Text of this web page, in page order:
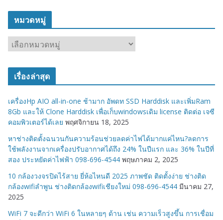
หมวดหมู่
ม
ว
มู่
เรื่องล่าสุด
เครื่องHp AIO all-in-one ช้ามาก อัพดท SSD Harddisk และเพิ่มRam
8Gb และให้ Clone Harddisk เพื่อเก็บwindowsเดิม license ติดต่อ เจซี
คอมพิวเตอร์ได้เลย พฤศจิกายน 18, 2025
หาช่างติดตั้งฉนวนกันความร้อนช่วยลดค่าไฟได้มากแค่ไหน?ลดการ
ใช้พลังงานจากเครื่องปรับอากาศได้ถึง 24% ในปีแรก และ 36% ในปีที่
สอง ประหยัดค่าไฟฟ้า 098-696-4544 พฤษภาคม 2, 2025
10 กล้องวงจรปิดไร้สาย ยี่ห้อไหนดี 2025 ภาพชัด ติดตั้งง่าย ช่างติด
กล้องwifiลำพูน ช่างติดกล้องwifiเชียงใหม่ 098-696-4544 มีนาคม 27,
2025
WiFi 7 จะดีกว่า WiFi 6 ในหลายๆ ด้าน เช่น ความเร็วสูงขึ้น การเชื่อม